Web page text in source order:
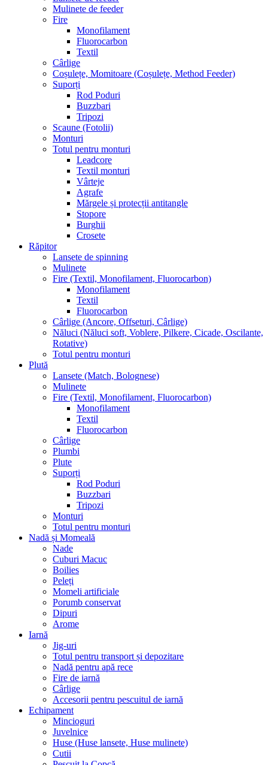
Mulinete de feeder
Fire
Monofilament
Fluorocarbon
Textil
Cârlige
Coșulețe, Momitoare (Coșulețe, Method Feeder)
Suporți
Rod Poduri
Buzzbari
Tripozi
Scaune (Fotolii)
Monturi
Totul pentru monturi
Leadcore
Textil monturi
Vârteje
Agrafe
Mărgele și protecții antitangle
Stopore
Burghii
Crosete
Răpitor
Lansete de spinning
Mulinete
Fire (Textil, Monofilament, Fluorocarbon)
Monofilament
Textil
Fluorocarbon
Cârlige (Ancore, Offseturi, Cârlige)
Năluci (Năluci soft, Voblere, Pilkere, Cicade, Oscilante,
Rotative)
Totul pentru monturi
Plută
Lansete (Match, Bolognese)
Mulinete
Fire (Textil, Monofilament, Fluorocarbon)
Monofilament
Textil
Fluorocarbon
Cârlige
Plumbi
Plute
Suporți
Rod Poduri
Buzzbari
Tripozi
Monturi
Totul pentru monturi
Nadă și Momeală
Nade
Cuburi Macuc
Boilies
Peleți
Momeli artificiale
Porumb conservat
Dipuri
Arome
Iarnă
Jig-uri
Totul pentru transport și depozitare
Nadă pentru apă rece
Fire de iarnă
Cârlige
Accesorii pentru pescuitul de iarnă
Echipament
Mincioguri
Juvelnice
Huse (Huse lansete, Huse mulinete)
Cutii